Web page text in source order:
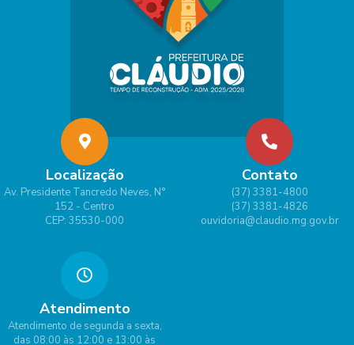
Localização
Av. Presidente Tancredo Neves, N°
152 - Centro
CEP: 35530-000
Contato
(37) 3381-4800
(37) 3381-4826
ouvidoria@claudio.mg.gov.br
Atendimento
Atendimento de segunda a sexta,
das 08:00 às 12:00 e 13:00 às